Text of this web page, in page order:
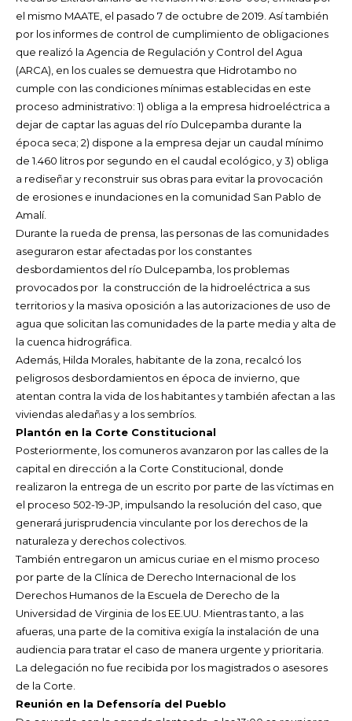
el mismo MAATE, el pasado 7 de octubre de 2019. Así también
por los informes de control de cumplimiento de obligaciones
que realizó la Agencia de Regulación y Control del Agua
(ARCA), en los cuales se demuestra que Hidrotambo no
cumple con las condiciones mínimas establecidas en este
proceso administrativo: 1) obliga a la empresa hidroeléctrica a
dejar de captar las aguas del río Dulcepamba durante la
época seca; 2) dispone a la empresa dejar un caudal mínimo
de 1.460 litros por segundo en el caudal ecológico, y 3) obliga
a rediseñar y reconstruir sus obras para evitar la provocación
de erosiones e inundaciones en la comunidad San Pablo de
Amalí.
Durante la rueda de prensa, las personas de las comunidades
aseguraron estar afectadas por los constantes
desbordamientos del río Dulcepamba, los problemas
provocados por la construcción de la hidroeléctrica a sus
territorios y la masiva oposición a las autorizaciones de uso de
agua que solicitan las comunidades de la parte media y alta de
la cuenca hidrográfica.
Además, Hilda Morales, habitante de la zona, recalcó los
peligrosos desbordamientos en época de invierno, que
atentan contra la vida de los habitantes y también afectan a las
viviendas aledañas y a los sembríos.
Plantón en la Corte Constitucional
Posteriormente, los comuneros avanzaron por las calles de la
capital en dirección a la Corte Constitucional, donde
realizaron la entrega de un escrito por parte de las víctimas en
el proceso 502-19-JP, impulsando la resolución del caso, que
generará jurisprudencia vinculante por los derechos de la
naturaleza y derechos colectivos.
También entregaron un amicus curiae en el mismo proceso
por parte de la Clínica de Derecho Internacional de los
Derechos Humanos de la Escuela de Derecho de la
Universidad de Virginia de los EE.UU. Mientras tanto, a las
afueras, una parte de la comitiva exigía la instalación de una
audiencia para tratar el caso de manera urgente y prioritaria.
La delegación no fue recibida por los magistrados o asesores
de la Corte.
Reunión en la Defensoría del Pueblo